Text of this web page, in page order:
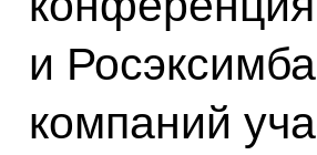
и
компаний